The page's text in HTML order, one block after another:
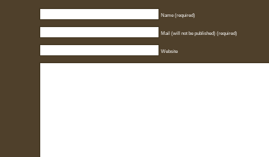
Name (required)
Mail (will not be published) (required)
Website